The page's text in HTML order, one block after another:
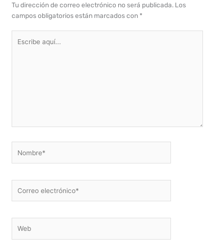
Tu dirección de correo electrónico no será publicada. Los
campos obligatorios están marcados con *
aquí...
electrónico*